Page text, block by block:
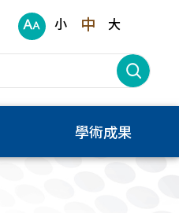
小 中 大
學術成果